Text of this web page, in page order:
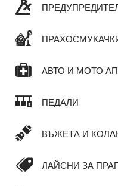
АВТО И МОТО
ПЕДАЛИ
ВЪЖЕТА И
ЛАЙСНИ ЗА